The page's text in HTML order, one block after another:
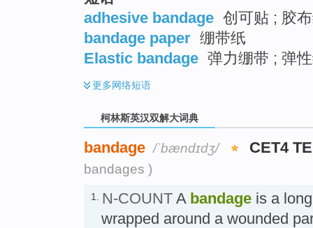
adhesive bandage 创可贴 ; 胶
bandage paper 绷带纸
Elastic bandage 弹力绷带 ; 弹
更多网络短语
柯林斯英汉双解大词典
bandage /ˈbændɪdʒ/ CET4
bandages )
1. N-COUNT A bandage is a
wrapped around a wounded